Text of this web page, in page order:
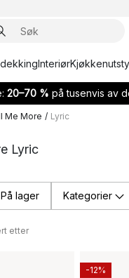
Interiør
20–70 % på tusenvis av
Me More / Lyric
Lyric
På lager Kategorier
etter
-12%